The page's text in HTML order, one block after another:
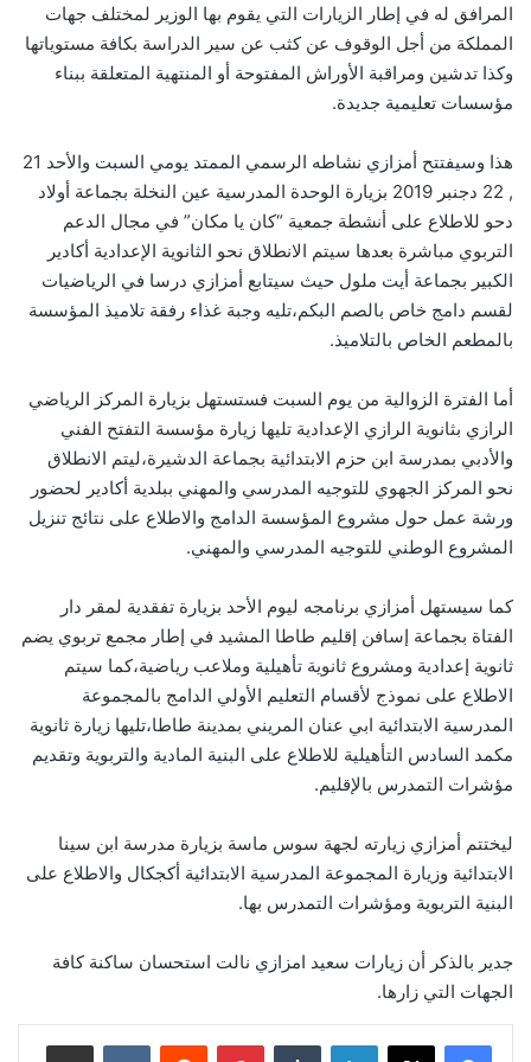
المرافق له في إطار الزيارات التي يقوم بها الوزير لمختلف جهات
المملكة من أجل الوقوف عن كثب عن سير الدراسة بكافة مستوياتها
وكذا تدشين ومراقبة الأوراش المفتوحة أو المنتهية المتعلقة ببناء
مؤسسات تعليمية جديدة.
هذا وسيفتتح أمزازي نشاطه الرسمي الممتد يومي السبت والأحد 21
, 22 دجنبر 2019 بزيارة الوحدة المدرسية عين النخلة بجماعة أولاد
دحو للاطلاع على أنشطة جمعية “كان يا مكان” في مجال الدعم
التربوي مباشرة بعدها سيتم الانطلاق نحو الثانوية الإعدادية أكادير
الكبير بجماعة أيت ملول حيث سيتابع أمزازي درسا في الرياضيات
لقسم دامج خاص بالصم البكم،تليه وجبة غذاء رفقة تلاميذ المؤسسة
بالمطعم الخاص بالتلاميذ.
أما الفترة الزوالية من يوم السبت فستستهل بزيارة المركز الرياضي
الرازي بثانوية الرازي الإعدادية تليها زيارة مؤسسة التفتح الفني
والأدبي بمدرسة ابن حزم الابتدائية بجماعة الدشيرة،ليتم الانطلاق
نحو المركز الجهوي للتوجيه المدرسي والمهني ببلدية أكادير لحضور
ورشة عمل حول مشروع المؤسسة الدامج والاطلاع على نتائج تنزيل
المشروع الوطني للتوجيه المدرسي والمهني.
كما سيستهل أمزازي برنامجه ليوم الأحد بزيارة تفقدية لمقر دار
الفتاة بجماعة إسافن إقليم طاطا المشيد في إطار مجمع تربوي يضم
ثانوية إعدادية ومشروع ثانوية تأهيلية وملاعب رياضية،كما سيتم
الاطلاع على نموذج لأقسام التعليم الأولي الدامج بالمجموعة
المدرسية الابتدائية ابي عنان المريني بمدينة طاطا،تليها زيارة ثانوية
مكمد السادس التأهيلية للاطلاع على البنية المادية والتربوية وتقديم
مؤشرات التمدرس بالإقليم.
ليختتم أمزازي زيارته لجهة سوس ماسة بزيارة مدرسة ابن سينا
الابتدائية وزيارة المجموعة المدرسية الابتدائية أكجكال والاطلاع على
البنية التربوية ومؤشرات التمدرس بها.
جدير بالذكر أن زيارات سعيد امزازي نالت استحسان ساكنة كافة
الجهات التي زارها.
لينكدإن بينتيريست مشاركة عبر البريد